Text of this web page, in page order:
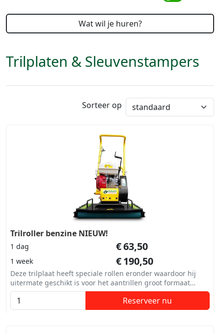
Wat wil je huren?
Trilplaten & Sleuvenstampers
Sorteer op
Trilroller benzine NIEUW!
1 dag €63,50
1 week €190,50
Deze trilplaat heeft speciale rollen eronder waardoor hij
uitermate geschikt is voor het aantrillen groot formaat
tegels en tegels met een kwetsbare bovenlaag
Reserveer nu